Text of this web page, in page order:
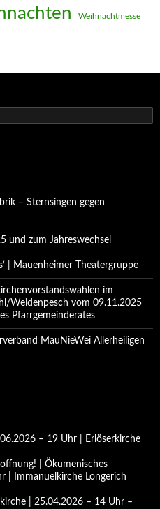
Weihnachtmesse
– Sternsingen gegen
und zum Jahreswechsel
| Mauenheimer Theatergruppe
im
Weidenpesch vom 09.11.2025
Pfarrgemeinderates
MauNieWei Allerheiligen
– 19 Uhr | Erlöserkirche
| Ökumenisches
| Immanuelkirche Longerich
| 25.04.2026 – 14 Uhr –